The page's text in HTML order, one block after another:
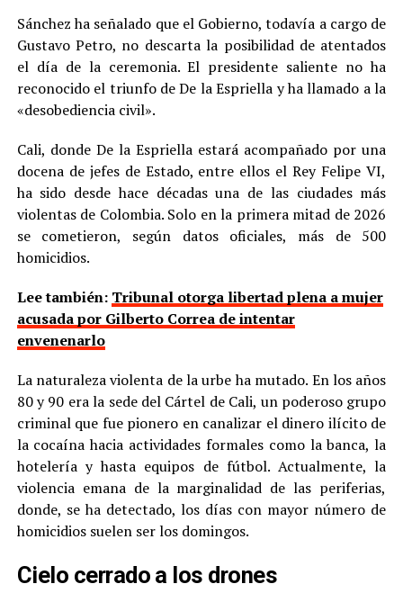
Sánchez ha señalado que el Gobierno, todavía a cargo de
Gustavo Petro, no descarta la posibilidad de atentados
el día de la ceremonia. El presidente saliente no ha
reconocido el triunfo de De la Espriella y ha llamado a la
«desobediencia civil».
Cali, donde De la Espriella estará acompañado por una
docena de jefes de Estado, entre ellos el Rey Felipe VI,
ha sido desde hace décadas una de las ciudades más
violentas de Colombia. Solo en la primera mitad de 2026
se cometieron, según datos oficiales, más de 500
homicidios.
Lee también: Tribunal otorga libertad plena a mujer
acusada por Gilberto Correa de intentar
envenenarlo
La naturaleza violenta de la urbe ha mutado. En los años
80 y 90 era la sede del Cártel de Cali, un poderoso grupo
criminal que fue pionero en canalizar el dinero ilícito de
la cocaína hacia actividades formales como la banca, la
hotelería y hasta equipos de fútbol. Actualmente, la
violencia emana de la marginalidad de las periferias,
donde, se ha detectado, los días con mayor número de
homicidios suelen ser los domingos.
Cielo cerrado a los drones